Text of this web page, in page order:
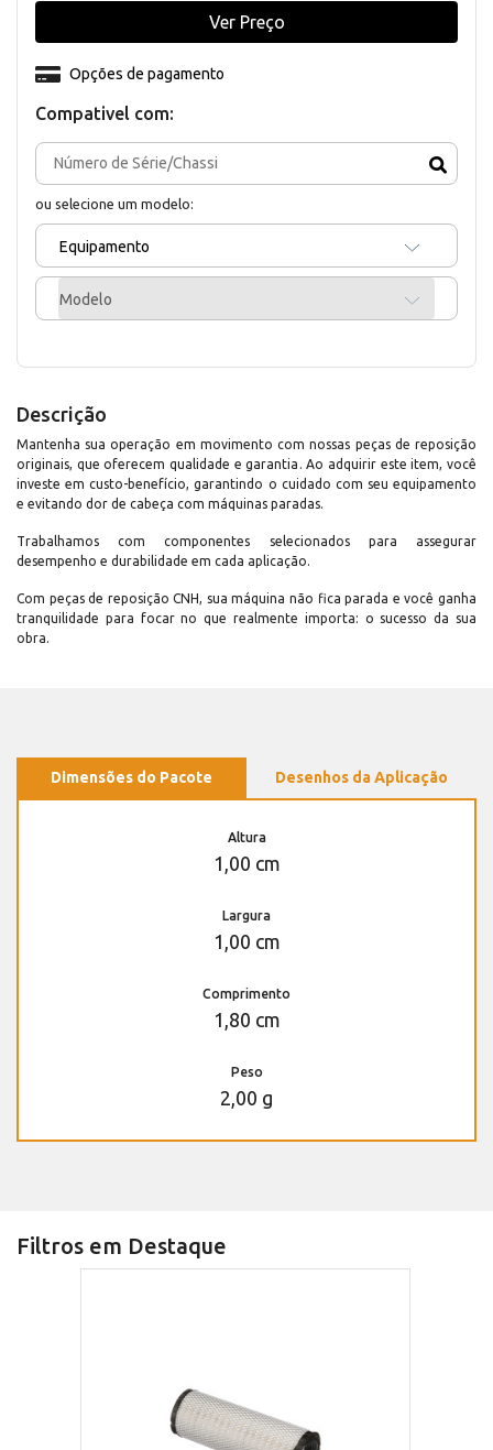
Compativel com:
ou selecione um modelo:
Equipamento
Modelo
Opções de pagamento
Ver Preço
Descrição
Mantenha sua operação em movimento com nossas peças de reposição
originais, que oferecem qualidade e garantia. Ao adquirir este item, você
investe em custo-benefício, garantindo o cuidado com seu equipamento
e evitando dor de cabeça com máquinas paradas.
Trabalhamos com componentes selecionados para assegurar
desempenho e durabilidade em cada aplicação.
Com peças de reposição CNH, sua máquina não fica parada e você ganha
tranquilidade para focar no que realmente importa: o sucesso da sua
obra.
Dimensões do Pacote Desenhos da Aplicação
Altura
1,00 cm
Largura
1,00 cm
Comprimento
1,80 cm
Peso
2,00 g
Filtros em Destaque